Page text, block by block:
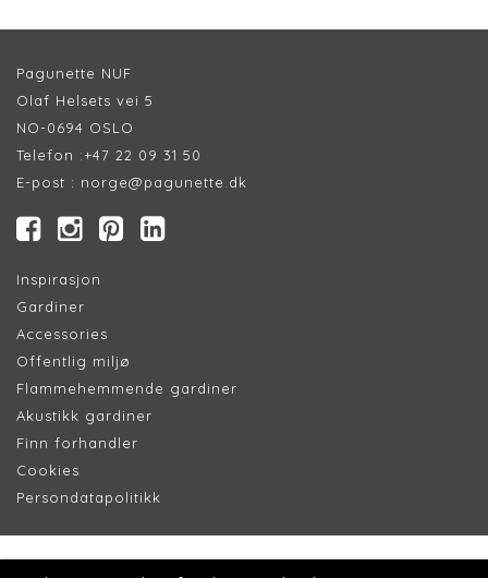
Pagunette NUF
Olaf Helsets vei 5
NO-0694 OSLO
Telefon :+47 22 09 31 50
E-post : norge@pagunette.dk
Inspirasjon
Gardiner
Accessories
Offentlig miljø
Flammehemmende gardiner
Akustikk gardiner
Finn forhandler
Cookies
Persondatapolitikk